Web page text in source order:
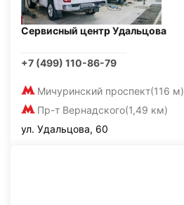
Сервисный центр Удальцова
+7 (499) 110-86-79
Мичуринский проспект(116 м)
Пр-т Вернадского(1,49 км)
ул. Удальцова, 60